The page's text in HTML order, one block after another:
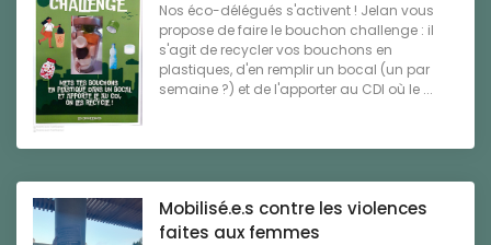
Nos éco-délégués s'activent ! Jelan vous
propose de faire le bouchon challenge : il
s'agit de recycler vos bouchons en
plastiques, d'en remplir un bocal (un par
semaine ?) et de l'apporter au CDI où le ...
Mobilisé.e.s contre les violences
faites aux femmes